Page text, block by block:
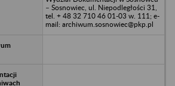
– Sosnowiec, ul. Niepodległości 31,
tel. + 48 32 710 46 01-03 w. 111; e-
mail: archiwum.sosnowiec@pkp.pl